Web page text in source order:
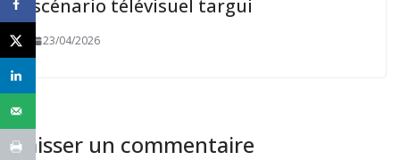
scénario télévisuel targui
23/04/2026
Laisser un commentaire